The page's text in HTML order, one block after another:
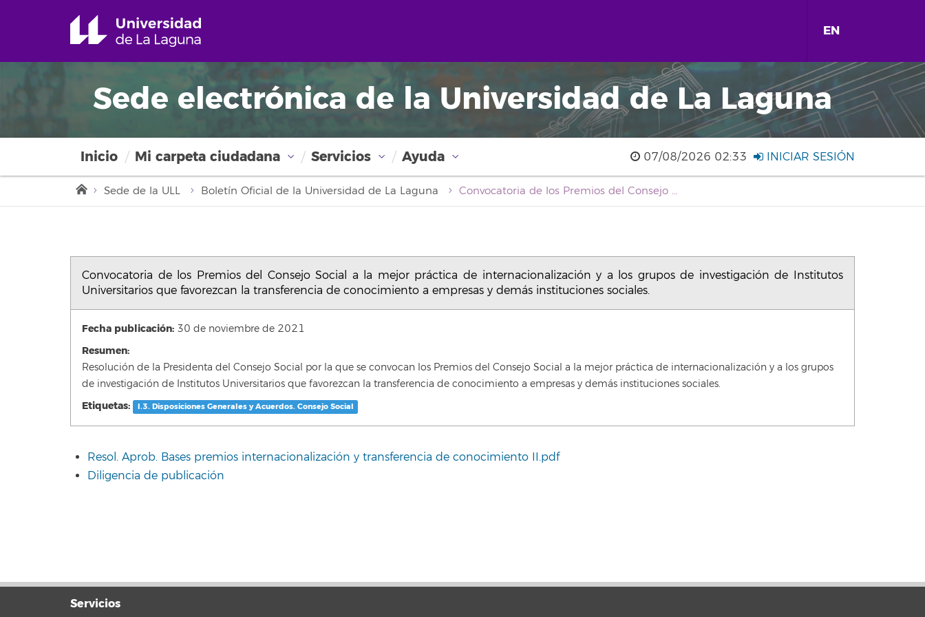
EN
Sede electrónica de la Universidad de La Laguna
Inicio Mi carpeta ciudadana Servicios Ayuda 07/08/2026 02:33 INICIAR SESIÓN
Sede de la ULL Boletín Oficial de la Universidad de La Laguna Convocatoria de los Premios del Consejo Social a la mejor práctica de internacionalización y a los grupos de investigación de Institutos Universitarios que favorezcan la transferencia de conocimiento a empresas y demás instituciones sociales.
Convocatoria de los Premios del Consejo Social a la mejor práctica de internacionalización y a los grupos de investigación de Institutos
Universitarios que favorezcan la transferencia de conocimiento a empresas y demás instituciones sociales.
Fecha publicación: 30 de noviembre de 2021
Resumen:
Resolución de la Presidenta del Consejo Social por la que se convocan los Premios del Consejo Social a la mejor práctica de internacionalización y a los grupos
de investigación de Institutos Universitarios que favorezcan la transferencia de conocimiento a empresas y demás instituciones sociales.
Etiquetas: I.3. Disposiciones Generales y Acuerdos. Consejo Social
Resol. Aprob. Bases premios internacionalización y transferencia de conocimiento II.pdf
Diligencia de publicación
Servicios